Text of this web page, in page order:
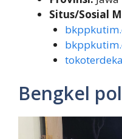
Situs/Sosial
Bengkel